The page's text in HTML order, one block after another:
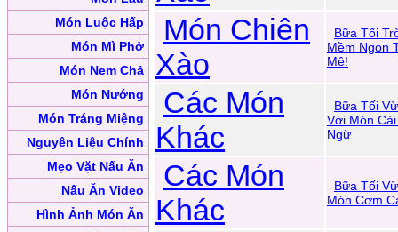
Món Luộc Hấp
Món Mì Phở
Món Nem Chả
Món Nướng
Món Tráng Miệng
Nguyên Liệu Chính
Mẹo Vặt Nấu Ăn
Nấu Ăn Video
Hình Ảnh Món Ăn
Món Chiên
Xào
Bữa Tối
Mềm Ngon
Mê!
Các Món
Khác
Bữa Tối
Với Món
Ngừ
Các Món
Khác
Bữa Tối
Món Cơm